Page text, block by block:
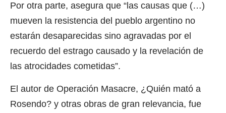
Por otra parte, asegura que “las causas que (…)
mueven la resistencia del pueblo argentino no
estarán desaparecidas sino agravadas por el
recuerdo del estrago causado y la revelación de
las atrocidades cometidas”.
El autor de Operación Masacre, ¿Quién mató a
Rosendo? y otras obras de gran relevancia, fue